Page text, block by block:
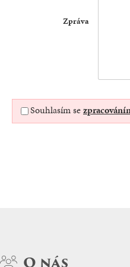
Zpráva
Souhlasím se